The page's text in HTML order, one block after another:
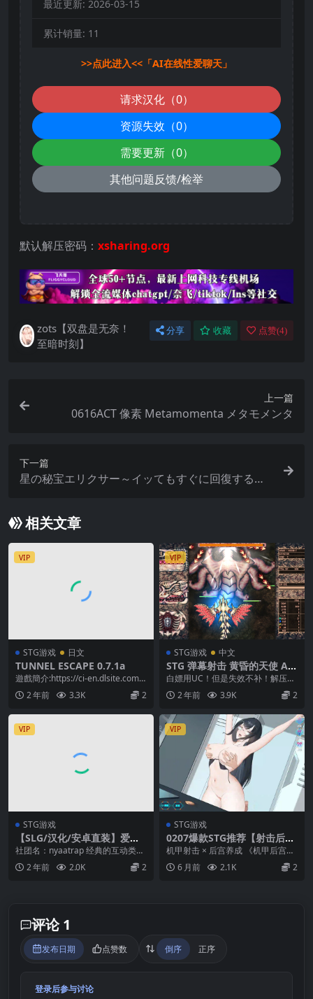
最近更新: 2026-03-15
累计销量: 11
>>点此进入<<「AI在线性爱聊天」
请求汉化（0）
资源失效（0）
需要更新（0）
其他问题反馈/检举
默认解压密码： xsharing.org
zots【双盘是无奈！
至暗时刻】
分享 收藏 点赞(4)
上一篇
0616ACT 像素 Metamomenta メタモメンタ
下一篇
星の秘宝エリクサー～イッてもすぐに回復するか
相关文章
VIP
STG游戏 日文
TUNNEL ESCAPE 0.7.1a
遊戲簡介:https://ci-en.dlsite.com/c
reator/13...
2 年前 3.3K 2
VIP
STG游戏 中文
STG 弹幕射击 黄昏的天使 AN
GEL AT DUSK V0332 中文猎
奇
白嫖用UC！但是失效不补！解压
码：zyii 【zip和z01要放到一起解
压】 ...
2 年前 3.9K 2
VIP
STG游戏
【SLG/汉化/安卓直装】爱丽
丝的裁决
社团名：nyaatrap 经典的互动类游
戏捏，感觉这样的互动很新颖的。
算是个小游...
2 年前 2.0K 2
VIP
STG游戏
0207爆款STG推荐【射击后
宫】机战后宫 ~ 深渊羁绊 Mec
ha Harem: Bonds of the Ab
yss v0.1【官中无码】
机甲射击 × 后宫养成 《机甲后宫：
深渊之绊》融合了刺激的弹幕式机
甲射击与低俗的...
6 月前 2.1K 2
评论 1
发布日期 点赞数 倒序 正序
登录后参与讨论